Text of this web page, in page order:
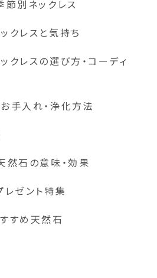
節別ネックレス
クレスと気持ち
クレスの選び方・コーディ
手入れ・浄化方法
然石の意味・効果
レゼント特集
すめ天然石